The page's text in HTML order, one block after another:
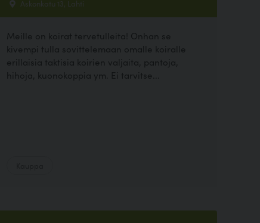
Askonkatu 13, Lahti
Meille on koirat tervetulleita! Onhan se
kivempi tulla sovittelemaan omalle koiralle
erillaisia taktisia koirien valjaita, pantoja,
hihoja, kuonokoppia ym. Ei tarvitse...